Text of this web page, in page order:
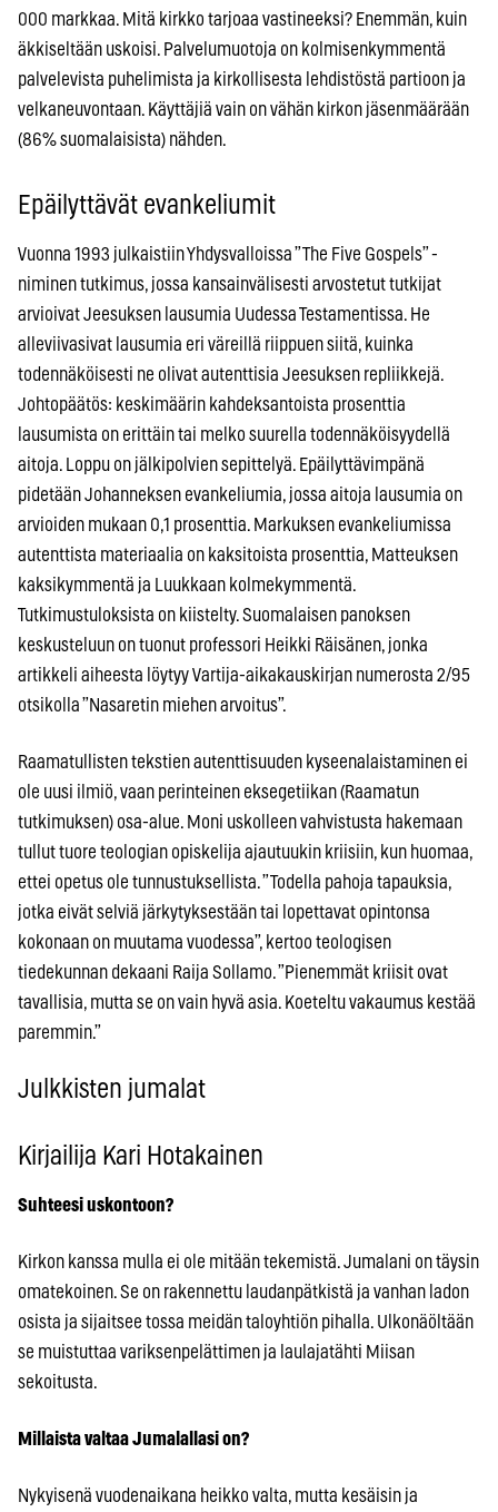
000 markkaa. Mitä kirkko tarjoaa vastineeksi? Enemmän, kuin
äkkiseltään uskoisi. Palvelumuotoja on kolmisenkymmentä
palvelevista puhelimista ja kirkollisesta lehdistöstä partioon ja
velkaneuvontaan. Käyttäjiä vain on vähän kirkon jäsenmäärään
(86% suomalaisista) nähden.
Epäilyttävät evankeliumit
Vuonna 1993 julkaistiin Yhdysvalloissa ”The Five Gospels” -
niminen tutkimus, jossa kansainvälisesti arvostetut tutkijat
arvioivat Jeesuksen lausumia Uudessa Testamentissa. He
alleviivasivat lausumia eri väreillä riippuen siitä, kuinka
todennäköisesti ne olivat autenttisia Jeesuksen repliikkejä.
Johtopäätös: keskimäärin kahdeksantoista prosenttia
lausumista on erittäin tai melko suurella todennäköisyydellä
aitoja. Loppu on jälkipolvien sepittelyä. Epäilyttävimpänä
pidetään Johanneksen evankeliumia, jossa aitoja lausumia on
arvioiden mukaan 0,1 prosenttia. Markuksen evankeliumissa
autenttista materiaalia on kaksitoista prosenttia, Matteuksen
kaksikymmentä ja Luukkaan kolmekymmentä.
Tutkimustuloksista on kiistelty. Suomalaisen panoksen
keskusteluun on tuonut professori Heikki Räisänen, jonka
artikkeli aiheesta löytyy Vartija-aikakauskirjan numerosta 2/95
otsikolla ”Nasaretin miehen arvoitus”.
Raamatullisten tekstien autenttisuuden kyseenalaistaminen ei
ole uusi ilmiö, vaan perinteinen eksegetiikan (Raamatun
tutkimuksen) osa-alue. Moni uskolleen vahvistusta hakemaan
tullut tuore teologian opiskelija ajautuukin kriisiin, kun huomaa,
ettei opetus ole tunnustuksellista. ”Todella pahoja tapauksia,
jotka eivät selviä järkytyksestään tai lopettavat opintonsa
kokonaan on muutama vuodessa”, kertoo teologisen
tiedekunnan dekaani Raija Sollamo. ”Pienemmät kriisit ovat
tavallisia, mutta se on vain hyvä asia. Koeteltu vakaumus kestää
paremmin.”
Julkkisten jumalat
Kirjailija Kari Hotakainen
Suhteesi uskontoon?
Kirkon kanssa mulla ei ole mitään tekemistä. Jumalani on täysin
omatekoinen. Se on rakennettu laudanpätkistä ja vanhan ladon
osista ja sijaitsee tossa meidän taloyhtiön pihalla. Ulkonäöltään
se muistuttaa variksenpelättimen ja laulajatähti Miisan
sekoitusta.
Millaista valtaa Jumalallasi on?
Nykyisenä vuodenaikana heikko valta, mutta kesäisin ja